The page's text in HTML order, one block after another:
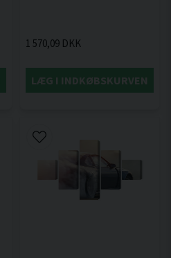
1 570,09 DKK
LÆG I INDKØBSKURVEN